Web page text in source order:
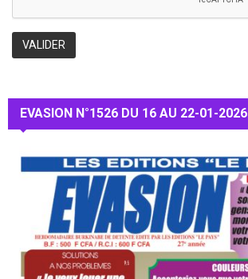
EVASION N°1526 DU 16 AU 22-01-2026